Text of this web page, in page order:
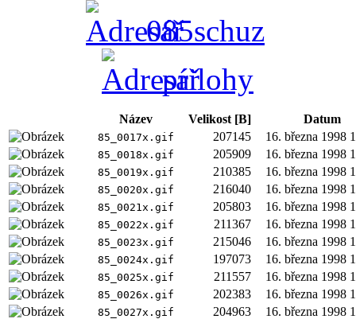
085schuz
prilohy
Název Velikost [B] Datum
85_0017x.gif 207145 16. března 1998
85_0018x.gif 205909 16. března 1998
85_0019x.gif 210385 16. března 1998
85_0020x.gif 216040 16. března 1998
85_0021x.gif 205803 16. března 1998
85_0022x.gif 211367 16. března 1998
85_0023x.gif 215046 16. března 1998
85_0024x.gif 197073 16. března 1998
85_0025x.gif 211557 16. března 1998
85_0026x.gif 202383 16. března 1998
85_0027x.gif 204963 16. března 1998